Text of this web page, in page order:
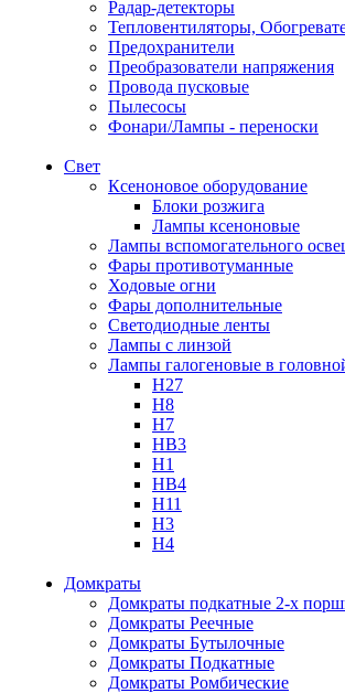
Радар-детекторы
Тепловентиляторы,
Предохранители
Преобразователи напряжения
Провода пусковые
Пылесосы
Фонари/Лампы - переноски
Свет
Ксеноновое оборудование
Блоки розжига
Лампы ксеноновые
Лампы вспомогательного
Фары противотуманные
Ходовые огни
Фары дополнительные
Светодиодные ленты
Лампы с линзой
Лампы галогеновые в
H27
H8
H7
HB3
H1
HB4
H11
H3
H4
Домкраты
Домкраты подкатные 2-х
Домкраты Реечные
Домкраты Бутылочные
Домкраты Подкатные
Домкраты Ромбические